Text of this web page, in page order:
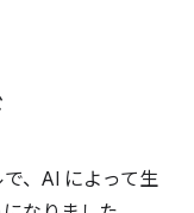
、AI によって生